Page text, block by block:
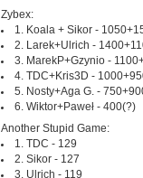
Zybex:
1. Koala + Sikor -
2. Larek+Ulrich -
3. MarekP+Gzynio -
4. TDC+Kris3D -
5. Nosty+Aga G. -
6. Wiktor+Paweł - 400(?)
Another Stupid Game:
1. TDC - 129
2. Sikor - 127
3. Ulrich - 119